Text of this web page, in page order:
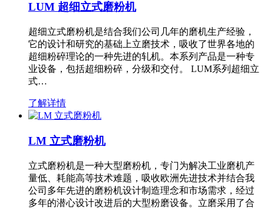
LUM 超细立式磨粉机
超细立式磨粉机是结合我们公司几年的磨机生产经验，
它的设计和研究的基础上立磨技术，吸收了世界各地的
超细粉碎理论的一种先进的轧机。本系列产品是一种专
业设备，包括超细粉碎，分级和交付。 LUM系列超细立
式…
了解详情
LM 立式磨粉机
立式磨粉机是一种大型磨粉机，专门为解决工业磨机产
量低、耗能高等技术难题，吸收欧洲先进技术并结合我
公司多年先进的磨粉机设计制造理念和市场需求，经过
多年的潜心设计改进后的大型粉磨设备。立磨采用了合